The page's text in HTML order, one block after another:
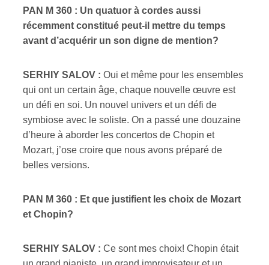
PAN M 360 : Un quatuor à cordes aussi
récemment constitué peut-il mettre du temps
avant d’acquérir un son digne de mention?
SERHIY SALOV : Oui et même pour les ensembles
qui ont un certain âge, chaque nouvelle œuvre est
un défi en soi. Un nouvel univers et un défi de
symbiose avec le soliste. On a passé une douzaine
d’heure à aborder les concertos de Chopin et
Mozart, j’ose croire que nous avons préparé de
belles versions.
PAN M 360 : Et que justifient les choix de Mozart
et Chopin?
SERHIY SALOV : Ce sont mes choix! Chopin était